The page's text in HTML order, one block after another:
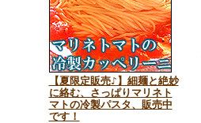
【夏限定販売♪】細麺と絶妙
に絡む、さっぱりマリネト
マトの冷製パスタ、販売中
です！